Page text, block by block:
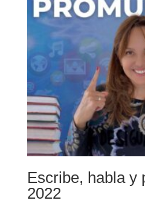
Escribe, habla y
2022